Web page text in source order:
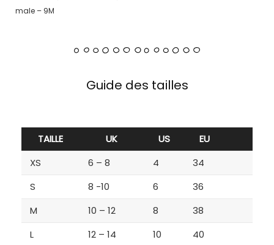
male – 9M
Guide des tailles
TAILLE UK US
EU
XS
6 – 8 4
34
S
8 -10 6
36
M
10 – 12 8
38
L
12 – 14 10
40